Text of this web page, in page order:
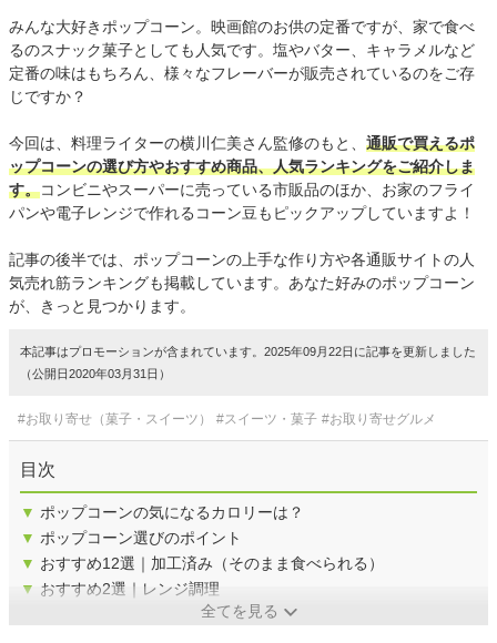
みんな大好きポップコーン。映画館のお供の定番ですが、家で食べ
るのスナック菓子としても人気です。塩やバター、キャラメルなど
定番の味はもちろん、様々なフレーバーが販売されているのをご存
じですか？
今回は、料理ライターの横川仁美さん監修のもと、 通販で買えるポ
ップコーンの選び方やおすすめ商品、人気ランキングをご紹介しま
す。コンビニやスーパーに売っている市販品のほか、お家のフライ
パンや電子レンジで作れるコーン豆もピックアップしていますよ！
記事の後半では、ポップコーンの上手な作り方や各通販サイトの人
気売れ筋ランキングも掲載しています。あなた好みのポップコーン
が、きっと見つかります。
本記事はプロモーションが含まれています。2025年09月22日に記事を更新しました
（公開日2020年03月31日）
#お取り寄せ（菓子・スイーツ） #スイーツ・菓子 #お取り寄せグルメ
目次
▼ ポップコーンの気になるカロリーは？
▼ ポップコーン選びのポイント
▼ おすすめ12選｜加工済み（そのまま食べられる）
▼ おすすめ2選｜レンジ調理
全てを見る